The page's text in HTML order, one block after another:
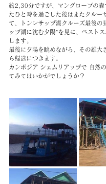
約2,30分ですが、マングローブの森
たひと時を過ごした後はまたクルー
て、トンレサップ湖クルーズ最後の
ップ湖に沈む夕陽”を見に、ベスト
します。
最後に夕陽を眺めながら、その雄大
ら帰途につきます。
カンボジア シェムリアップで 自然
てみてはいかがでしょうか？